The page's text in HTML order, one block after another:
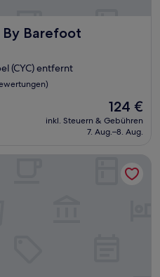
By Barefoot
(CYC) entfernt
Der
Preis
beträgt
124 €
inkl. Steuern & Gebühren
7. Aug.–8. Aug.